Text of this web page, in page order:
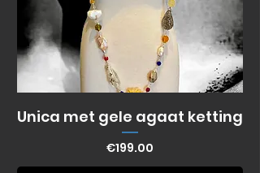
Unica met gele agaat ketting
Price
€199.00